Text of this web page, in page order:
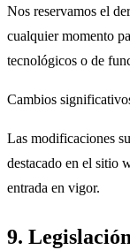
Nos reservamos el
cualquier momento
tecnológicos o de
Cambios
Las modificaciones
destacado en el sitio
entrada en vigor.
9.